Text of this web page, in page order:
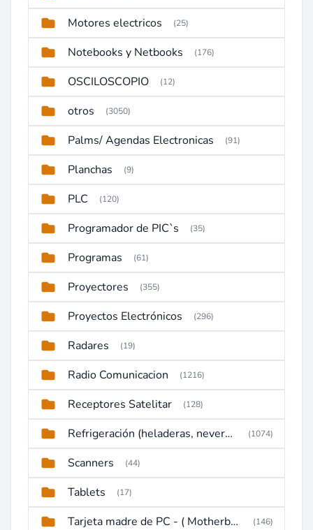
Motores electricos (25)
Notebooks y Netbooks (176)
OSCILOSCOPIO (12)
otros (3050)
Palms/ Agendas Electronicas (91)
Planchas (9)
PLC (120)
Programador de PIC`s (35)
Programas (61)
Proyectores (355)
Proyectos Electrónicos (296)
Radares (19)
Radio Comunicacion (1216)
Receptores Satelitar (128)
Refrigeración (heladeras, neveras, congeladores) (1074)
Scanners (44)
Tablets (17)
Tarjeta madre de PC - ( Motherboard ) (146)